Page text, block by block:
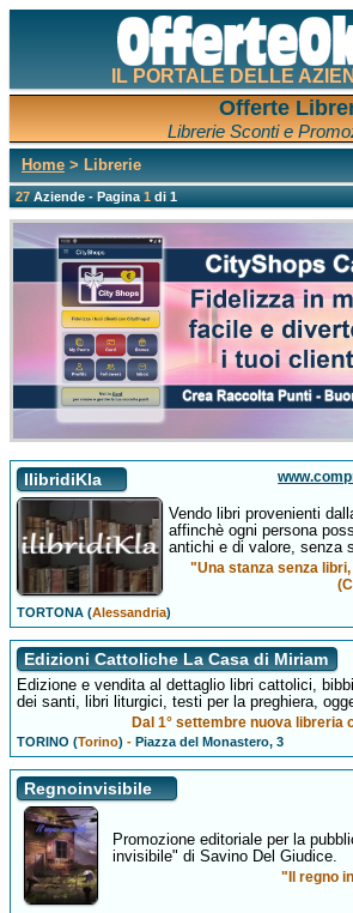
IL PORTALE DELLE
Offerte
Librerie Sconti e
Home > Librerie
27Aziende - Pagina1di 1
IlibridiKla
Vendo libri provenienti
affinchè ogni persona
antichi e di valore, senza
"Una stanza senza
TORTONA (Alessandria)
Edizioni Cattoliche La Casa di Miriam
Edizione e vendita al dettaglio libri cattolici,
dei santi, libri liturgici, testi per la preghiera,
Dal 1° settembre nuova libreria
TORINO (Torino) -Piazza del Monastero, 3
Regnoinvisibile
Promozione editoriale per la
invisibile" di Savino Del Giudice.
"Il regno